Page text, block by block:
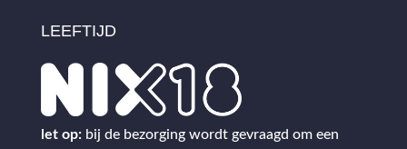
LEEFTIJD
let op: bij de bezorging wordt gevraagd om een